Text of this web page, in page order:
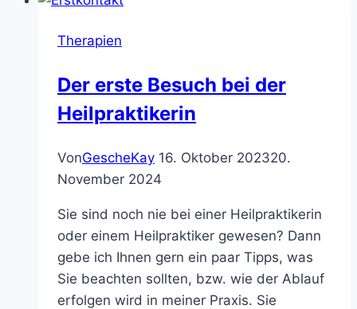
Therapien
Der erste Besuch bei der
Heilpraktikerin
VonGescheKay 16. Oktober 202320.
November 2024
Sie sind noch nie bei einer Heilpraktikerin
oder einem Heilpraktiker gewesen? Dann
gebe ich Ihnen gern ein paar Tipps, was
Sie beachten sollten, bzw. wie der Ablauf
erfolgen wird in meiner Praxis. Sie